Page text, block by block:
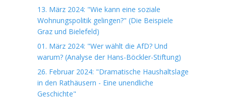
13. März 2024: "Wie kann eine soziale
Wohnungspolitik gelingen?" (Die Beispiele
Graz und Bielefeld)
01. März 2024: "Wer wählt die AfD? Und
warum? (Analyse der Hans-Böckler-Stiftung)
26. Februar 2024: "Dramatische Haushaltslage
in den Rathäusern - Eine unendliche
Geschichte"